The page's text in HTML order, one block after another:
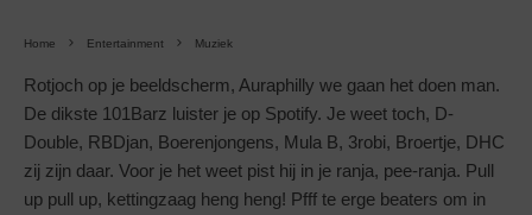
Home Entertainment Muziek
Rotjoch op je beeldscherm, Auraphilly we gaan het doen man.
De dikste 101Barz luister je op Spotify. Je weet toch, D-
Double, RBDjan, Boerenjongens, Mula B, 3robi, Broertje, DHC
zij zijn daar. Voor je het weet pist hij in je ranja, pee-ranja. Pull
up pull up, kettingzaag heng heng! Pfff te erge beaters om in